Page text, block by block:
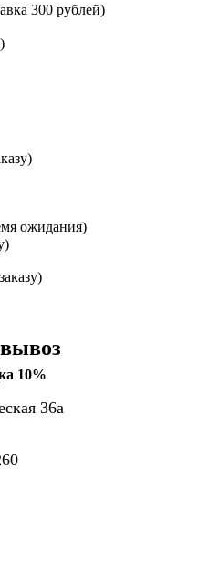
300 рублей)
ожидания)
10%
36а